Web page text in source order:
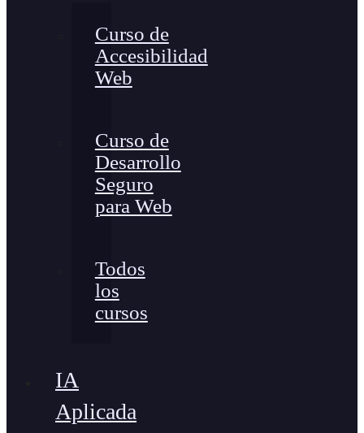
Curso de
Accesibilidad
Web
Curso de
Desarrollo
Seguro
para Web
Todos
los
cursos
IA
Aplicada